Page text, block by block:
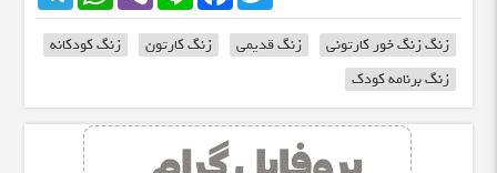
زنگ زنگ خور کارتونی زنگ قدیمی زنگ کارتون
زنگ کودکانه
زنگ برنامه کودک